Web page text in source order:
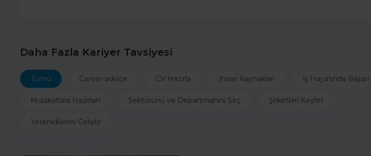
Daha Fazla Kariyer Tavsiyesi
Tümü Career-advice CV Hazırla İnsan Kaynakları İş Hayatında Başarı
Mülakatlara Hazırlan Sektörünü ve Departmanını Seç Şirketleri Keşfet
Yeteneklerini Geliştir